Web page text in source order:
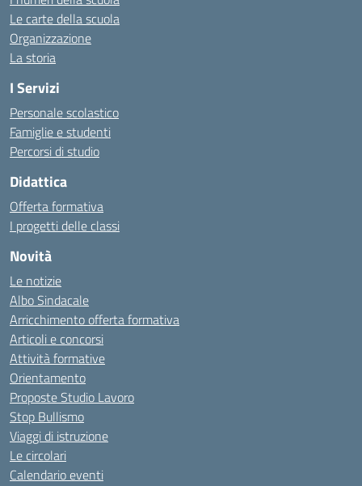
Le carte della scuola
Organizzazione
La storia
I Servizi
Personale scolastico
Famiglie e studenti
Percorsi di studio
Didattica
Offerta formativa
I progetti delle classi
Novità
Le notizie
Albo Sindacale
Arricchimento offerta formativa
Articoli e concorsi
Attività formative
Orientamento
Proposte Studio Lavoro
Stop Bullismo
Viaggi di istruzione
Le circolari
Calendario eventi